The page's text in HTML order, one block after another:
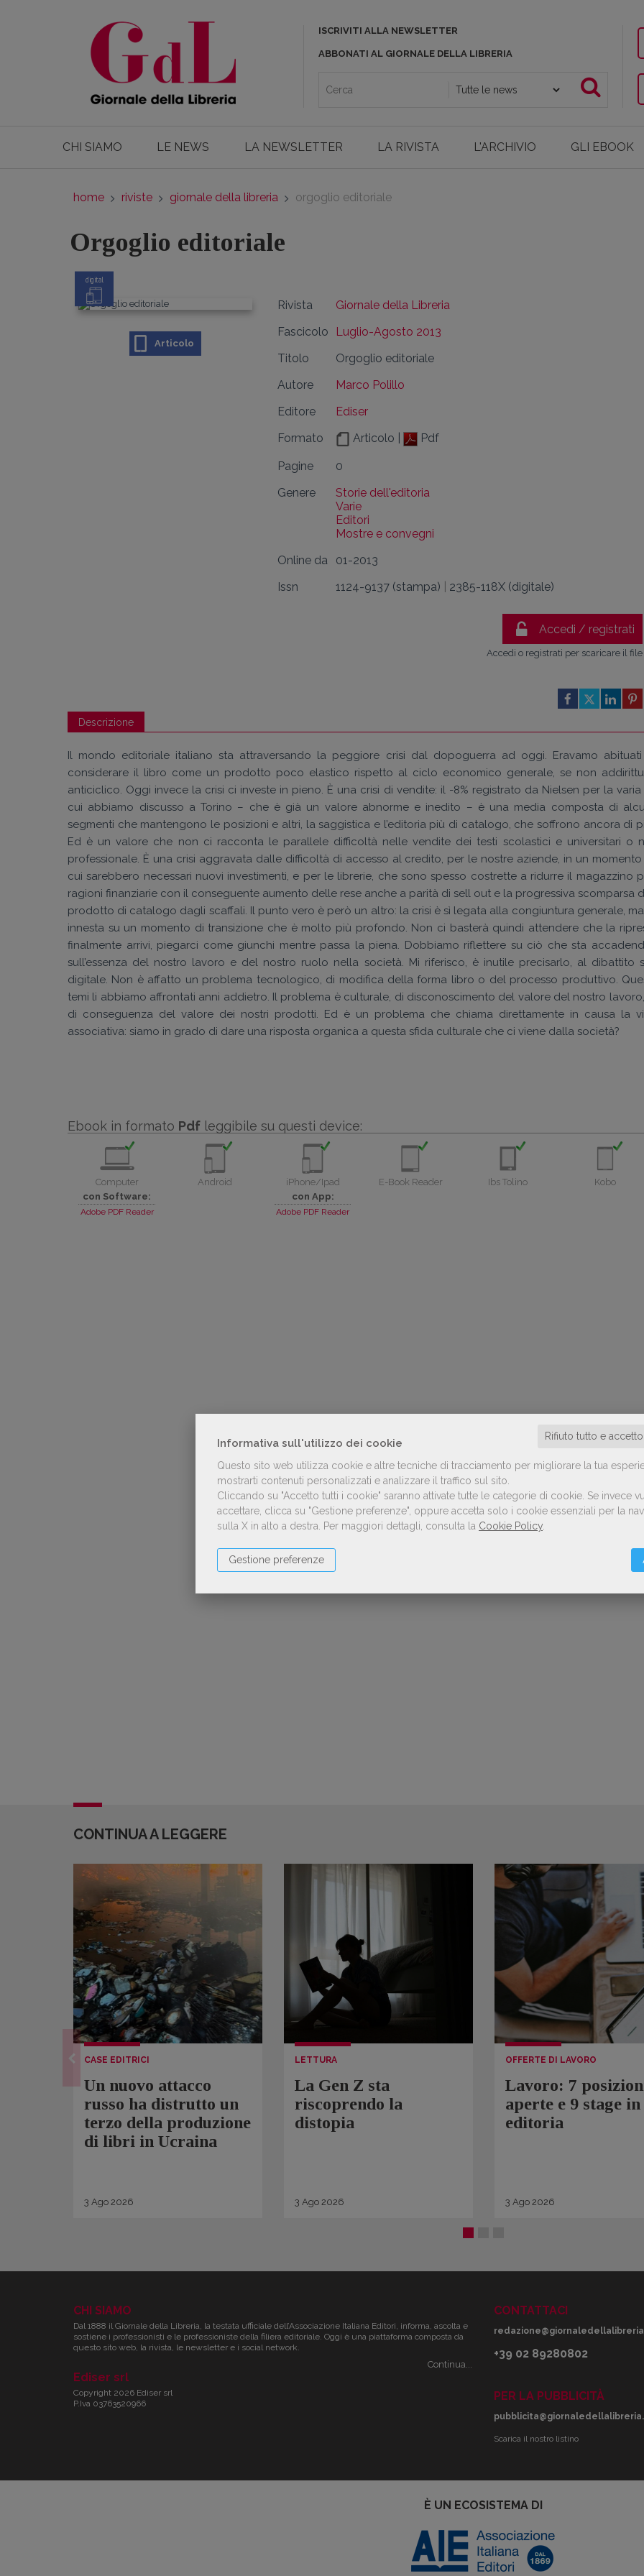
Informativa sull'utilizzo dei cookie
Rifiuto tutto e
Questo sito web utilizza cookie e altre tecniche di tracciamento per migliorare la tua
mostrarti contenuti personalizzati e analizzare il traffico sul sito.
Cliccando su "Accetto tutti i cookie" saranno attivate tutte le categorie di cookie. Se invece
accettare, clicca su "Gestione preferenze", oppure accetta solo i cookie essenziali per la
sulla X in alto a destra. Per maggiori dettagli, consulta la Cookie Policy
Gestione preferenze
ISCRIVITI ALLA NEWSLETTER
ABBONATI AL GIORNALE DELLA LIBRERIA
CHI SIAMO LE NEWS LA NEWSLETTER LA RIVISTA L'ARCHIVIO GLI EBOOK
home riviste giornale della libreria orgoglio editoriale
Orgoglio editoriale
digital
Articolo
Rivista
Giornale della Libreria
Fascicolo
Luglio-Agosto 2013
Titolo
Orgoglio editoriale
Autore
Marco Polillo
Editore
Ediser
Formato
Articolo | Pdf
Pagine
0
Genere
Storie dell'editoria
Varie
Editori
Mostre e convegni
Online da
01-2013
Issn
1124-9137 (stampa) 2385-118X (digitale)
Accedi / registrati
Accedi o registrati per scaricare il file
Descrizione
Il mondo editoriale italiano sta attraversando la peggiore crisi dal dopoguerra ad oggi. Eravamo
considerare il libro come un prodotto poco elastico rispetto al ciclo economico generale, se non
anticiclico. Oggi invece la crisi ci investe in pieno. È una crisi di vendite: il -8% registrato da Nielsen per la varia
cui abbiamo discusso a Torino – che è già un valore abnorme e inedito – è una media composta di
segmenti che mantengono le posizioni e altri, la saggistica e l’editoria più di catalogo, che soffrono ancora di
Ed è un valore che non ci racconta le parallele difficoltà nelle vendite dei testi scolastici e universitari o
professionale. È una crisi aggravata dalle difficoltà di accesso al credito, per le nostre aziende, in un momento
cui sarebbero necessari nuovi investimenti, e per le librerie, che sono spesso costrette a ridurre il magazzino
ragioni finanziarie con il conseguente aumento delle rese anche a parità di sell out e la progressiva scomparsa
prodotto di catalogo dagli scaffali. Il punto vero è però un altro: la crisi è sì legata alla congiuntura generale, ma
innesta su un momento di transizione che è molto più profondo. Non ci basterà quindi attendere che la
finalmente arrivi, piegarci come giunchi mentre passa la piena. Dobbiamo riflettere su ciò che sta
sull’essenza del nostro lavoro e del nostro ruolo nella società. Mi riferisco, è inutile precisarlo, al dibattito
digitale. Non è affatto un problema tecnologico, di modifica della forma libro o del processo produttivo.
temi li abbiamo affrontati anni addietro. Il problema è culturale, di disconoscimento del valore del nostro
di conseguenza del valore dei nostri prodotti. Ed è un problema che chiama direttamente in causa la
associativa: siamo in grado di dare una risposta organica a questa sfida culturale che ci viene dalla società?
Ebook in formato Pdf leggibile su questi device:
Computer
con Software:
Adobe PDF Reader
Android
iPhone/Ipad
con App:
Adobe PDF Reader
E-Book Reader Ibs Tolino Kobo
CONTINUA A LEGGERE
CASE EDITRICI
Un nuovo attacco
russo ha distrutto un
terzo della produzione
di libri in Ucraina
3 Ago 2026
LETTURA
La Gen Z sta
riscoprendo la
distopia
3 Ago 2026
OFFERTE DI LAVORO
Lavoro: 7
aperte e 9 stage in
editoria
3 Ago 2026
CHI SIAMO
Dal 1888 il Giornale della Libreria, la testata ufficiale dell’Associazione Italiana Editori, informa, ascolta e
sostiene i professionisti e le professioniste della filiera editoriale. Oggi è una piattaforma composta da
questo sito web, la rivista, le newsletter e i social network.
Continua...
Ediser srl
Copyright 2026 Ediser srl
P.Iva 03763520966
CONTATTACI
+39 02 89280802
PER LA PUBBLICITÀ
Scarica il nostro listino
È UN ECOSISTEMA DI